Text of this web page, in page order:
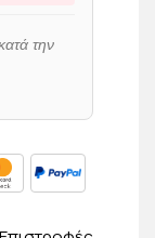
την